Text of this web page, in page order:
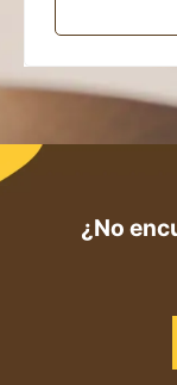
¿No